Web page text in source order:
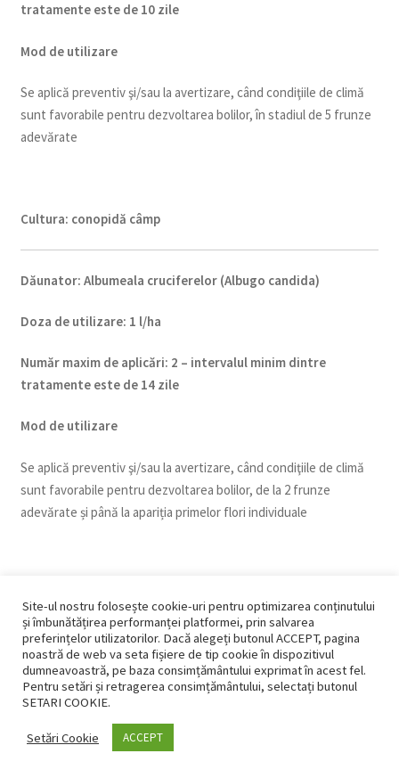
tratamente este de 10 zile
Mod de utilizare
Se aplică preventiv şi/sau la avertizare, când condiţiile de climă
sunt favorabile pentru dezvoltarea bolilor, în stadiul de 5 frunze
adevărate
Cultura: conopidă câmp
Dăunator: Albumeala cruciferelor (Albugo candida)
Doza de utilizare: 1 l/ha
Număr maxim de aplicări: 2 – intervalul minim dintre
tratamente este de 14 zile
Mod de utilizare
Se aplică preventiv şi/sau la avertizare, când condiţiile de climă
sunt favorabile pentru dezvoltarea bolilor, de la 2 frunze
adevărate și până la apariția primelor flori individuale
Doza de utilizare:1 l/ha
Număr maxim de aplicări:2 – intervalul minim dintre
tratamente este de 14 zile
Mod de utilizare
Site-ul nostru folosește cookie-uri pentru optimizarea conținutului
și îmbunătățirea performanței platformei, prin salvarea
preferințelor utilizatorilor. Dacă alegeți butonul ACCEPT, pagina
noastră de web va seta fișiere de tip cookie în dispozitivul
dumneavoastră, pe baza consimțământului exprimat în acest fel.
Pentru setări și retragerea consimțământului, selectați butonul
SETARI COOKIE.
Setări Cookie ACCEPT